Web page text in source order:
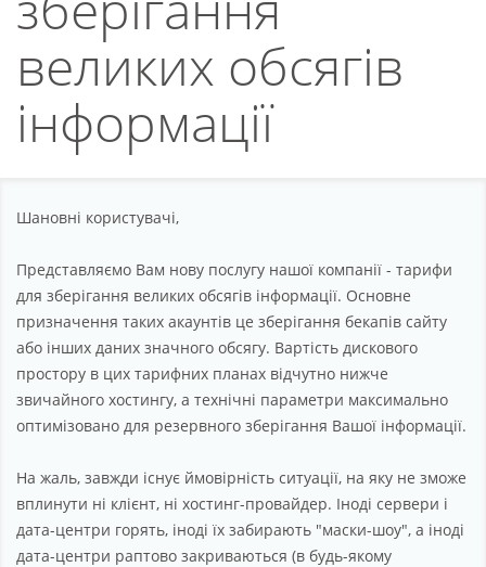
Партнерство
Підтримка
Про компанію
великих обсягів
інформації
Шановні користувачі,
Представляємо Вам нову послугу нашої компанії - тарифи
для зберігання великих обсягів інформації. Основне
призначення таких акаунтів це зберігання бекапів сайту
або інших даних значного обсягу. Вартість дискового
простору в цих тарифних планах відчутно нижче
звичайного хостингу, а технічні параметри максимально
оптимізовано для резервного зберігання Вашої інформації.
На жаль, завжди існує ймовірність ситуації, на яку не зможе
вплинути ні клієнт, ні хостинг-провайдер. Іноді сервери і
дата-центри горять, іноді їх забирають "маски-шоу", а іноді
дата-центри раптово закриваються (в будь-якому